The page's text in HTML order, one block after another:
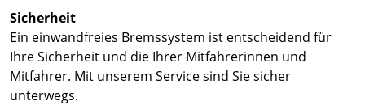
Sicherheit
Ein einwandfreies Bremssystem ist entscheidend für
Ihre Sicherheit und die Ihrer Mitfahrerinnen und
Mitfahrer. Mit unserem Service sind Sie sicher
unterwegs.